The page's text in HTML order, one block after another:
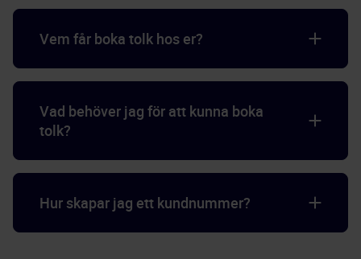
Vem får boka tolk hos er?
Vad behöver jag för att kunna boka
tolk?
Hur skapar jag ett kundnummer?